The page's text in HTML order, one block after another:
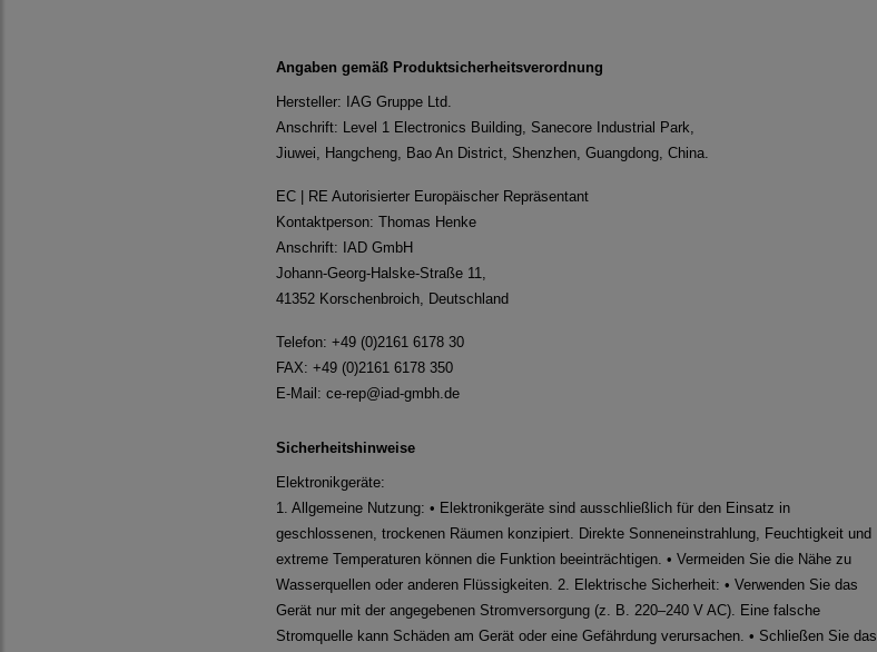
Angaben gemäß Produktsicherheitsverordnung
Hersteller: IAG Gruppe Ltd.
Anschrift: Level 1 Electronics Building, Sanecore Industrial Park,
Jiuwei, Hangcheng, Bao An District, Shenzhen, Guangdong, China.
EC | RE Autorisierter Europäischer Repräsentant
Kontaktperson: Thomas Henke
Anschrift: IAD GmbH
Johann-Georg-Halske-Straße 11,
41352 Korschenbroich, Deutschland
Telefon: +49 (0)2161 6178 30
FAX: +49 (0)2161 6178 350
E-Mail: ce-rep@iad-gmbh.de
Sicherheitshinweise
Elektronikgeräte:
1. Allgemeine Nutzung: • Elektronikgeräte sind ausschließlich für den Einsatz in
geschlossenen, trockenen Räumen konzipiert. Direkte Sonneneinstrahlung, Feuchtigkeit und
extreme Temperaturen können die Funktion beeinträchtigen. • Vermeiden Sie die Nähe zu
Wasserquellen oder anderen Flüssigkeiten. 2. Elektrische Sicherheit: • Verwenden Sie das
Gerät nur mit der angegebenen Stromversorgung (z. B. 220–240 V AC). Eine falsche
Stromquelle kann Schäden am Gerät oder eine Gefährdung verursachen. • Schließen Sie das